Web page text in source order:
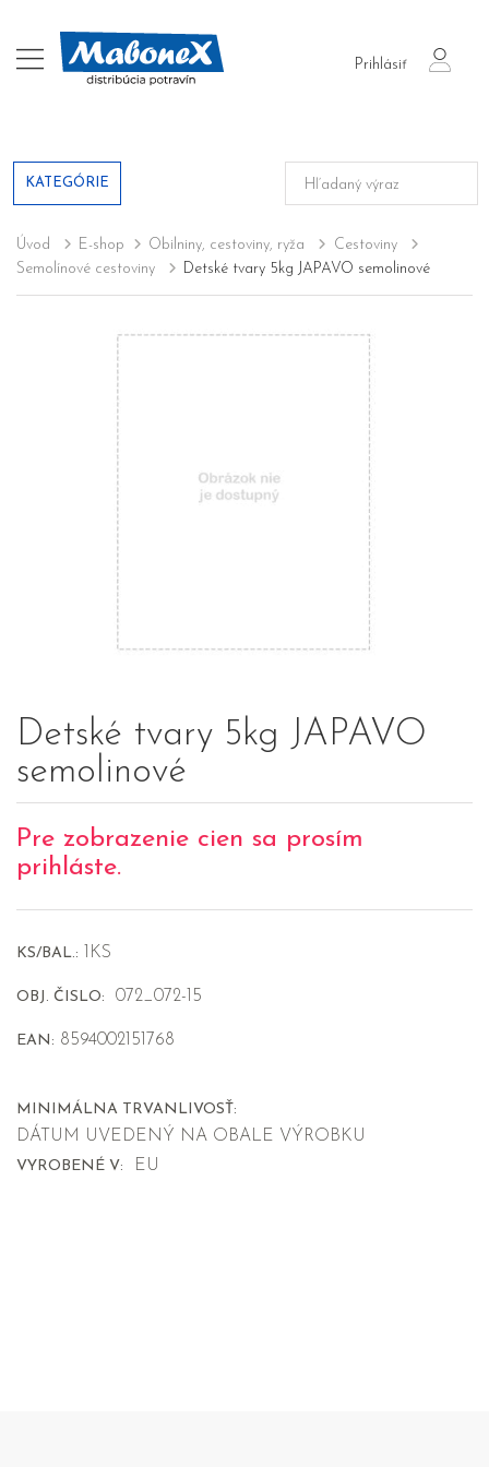
Prihlásiť
login
KATEGÓRIE
Úvod E-shop Obilniny, cestoviny, ryža
Cestoviny
Semolínové cestoviny
Detské tvary 5kg JAPAVO semolinové
Detské tvary 5kg JAPAVO
semolinové
Pre zobrazenie cien sa prosím
prihláste.
KS/BAL.: 1KS
OBJ. ČISLO: 072_072-15
EAN: 8594002151768
MINIMÁLNA TRVANLIVOSŤ:
DÁTUM UVEDENÝ NA OBALE VÝROBKU
VYROBENÉ V: EU